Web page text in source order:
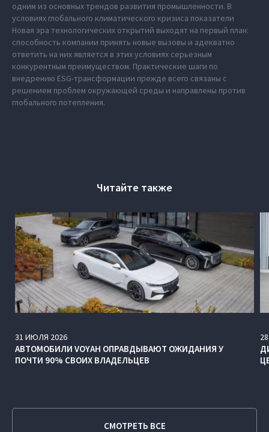
одним из основных трендов развития промышленности. В
условиях глобального климатического кризиса показатели
Новая эра технологических открытий выходят на первый план:
способность компании принять новые вызовы и адекватно
ответить на них является в этих условиях серьезным
конкурентным преимуществом. Практические шаги по
внедрению ESG-трансформации прежде всего связаны с
решением проблем окружающей среды и направлены против
глобального потепления.
Читайте также
31 ИЮЛЯ 2026
АВТОМОБИЛИ VOYAH ОПРАВДЫВАЮТ ОЖИДАНИЯ У
ПОЧТИ 90% СВОИХ ВЛАДЕЛЬЦЕВ
28
СМОТРЕТЬ ВСЕ